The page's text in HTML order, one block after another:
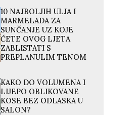
10 NAJBOLJIH ULJA I
MARMELADA ZA
SUNČANJE UZ KOJE
ĆETE OVOG LJETA
ZABLISTATI S
PREPLANULIM TENOM
KAKO DO VOLUMENA I
LIJEPO OBLIKOVANE
KOSE BEZ ODLASKA U
SALON?